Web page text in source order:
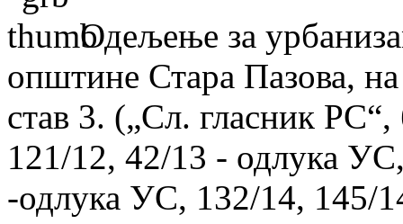
Одељење за
општине Стара Пазова,
став 3. („Сл. гласник
121/12, 42/13 - одлука
-одлука УC, 132/14, 145/